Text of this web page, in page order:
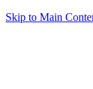
Skip to Main